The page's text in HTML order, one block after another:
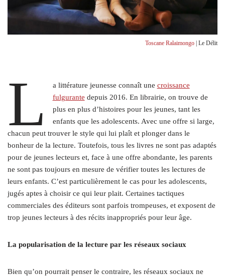
Toscane Ralaimongo | Le Délit
L a littérature jeunesse connaît une croissance
fulgurante depuis 2016. En librairie, on trouve de
plus en plus d’histoires pour les jeunes, tant les
enfants que les adolescents. Avec une offre si large,
chacun peut trouver le style qui lui plaît et plonger dans le
bonheur de la lecture. Toutefois, tous les livres ne sont pas adaptés
pour de jeunes lecteurs et, face à une offre abondante, les parents
ne sont pas toujours en mesure de vérifier toutes les lectures de
leurs enfants. C’est particulièrement le cas pour les adolescents,
jugés aptes à choisir ce qui leur plait. Certaines tactiques
commerciales des éditeurs sont parfois trompeuses, et exposent de
trop jeunes lecteurs à des récits inappropriés pour leur âge.
La popularisation de la lecture par les réseaux sociaux
Bien qu’on pourrait penser le contraire, les réseaux sociaux ne